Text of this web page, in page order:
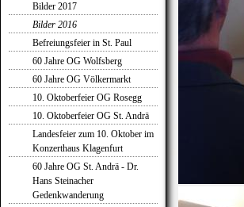
Bilder 2017
Bilder 2016
Befreiungsfeier in St. Paul
60 Jahre OG Wolfsberg
60 Jahre OG Völkermarkt
10. Oktoberfeier OG Rosegg
10. Oktoberfeier OG St. Andrä
Landesfeier zum 10. Oktober im
Konzerthaus Klagenfurt
60 Jahre OG St. Andrä - Dr.
Hans Steinacher
Gedenkwanderung